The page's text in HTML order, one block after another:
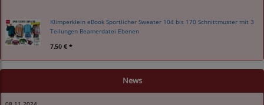
Klimperklein eBook Sportlicher Sweater 104 bis 170 Schnittmuster mit 3
Teilungen Beamerdatei Ebenen
7,50 € *
News